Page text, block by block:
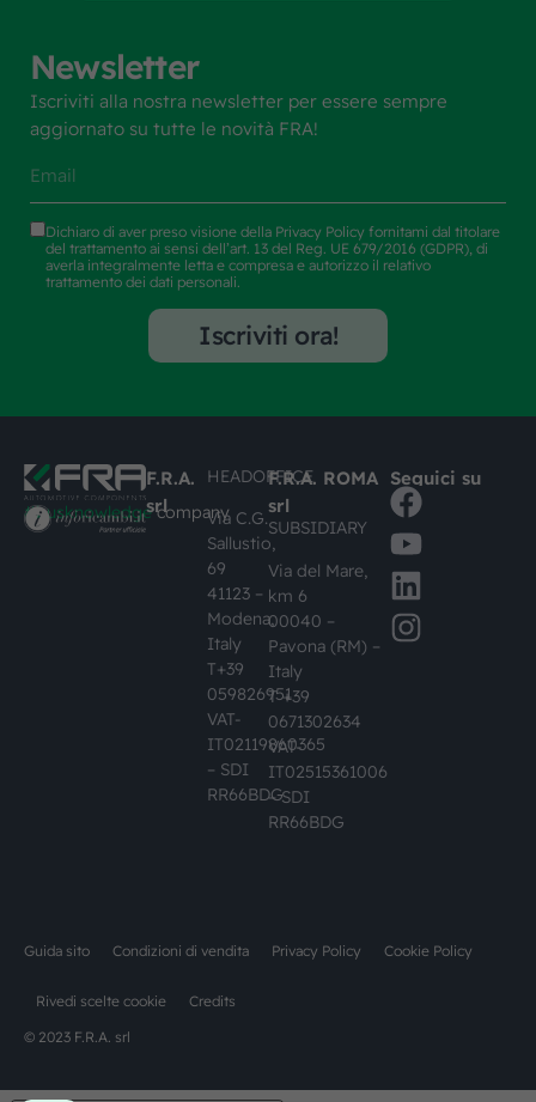
Newsletter
Iscriviti alla nostra newsletter per essere sempre
aggiornato su tutte le novità FRA!
Dichiaro di aver preso visione della Privacy Policy fornitami dal titolare
del trattamento ai sensi dell’art. 13 del Reg. UE 679/2016 (GDPR), di
averla integralmente letta e compresa e autorizzo il relativo
trattamento dei dati personali.
Iscriviti ora!
#busknowledgecompany
F.R.A.
srl
HEADOFFICE
Via C.G.
Sallustio,
69
41123 –
Modena,
Italy
T+39
059826951
VAT-
IT02119860365
– SDI
RR66BDG
F.R.A. ROMA
srl
SUBSIDIARY
Via del Mare,
km 6
00040 –
Pavona (RM) –
Italy
T +39
0671302634
VAT-
IT02515361006
– SDI
RR66BDG
Seguici su
© 2023 F.R.A. srl
Guida sito Condizioni di vendita Privacy Policy Cookie Policy
Rivedi scelte cookie Credits